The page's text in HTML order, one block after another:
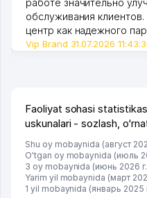
работе значительно
обслуживания
центр как надежного
Vip Brand 31.07.2026
Faoliyat sohasi
uskunalari - sozlash,
Shu oy mobaynida (август
O'tgan oy mobaynida (июль
3 oy mobaynida (июнь 2026
Yarim yil mobaynida (март
1 yil mobaynida (январь 2025